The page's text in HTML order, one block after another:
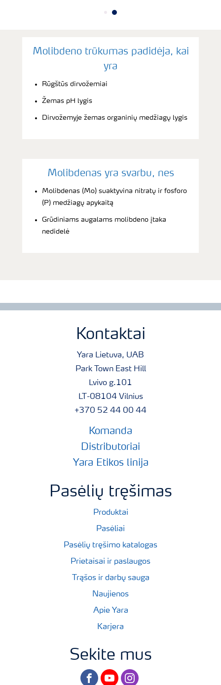
Molibdeno trūkumas padidėja, kai
yra
Rūgštūs dirvožemiai
Žemas pH lygis
Dirvožemyje žemas organinių medžiagų lygis
Molibdenas yra svarbu, nes
Molibdenas (Mo) suaktyvina nitratų ir fosforo
(P) medžiagų apykaitą
Grūdiniams augalams molibdeno įtaka
nedidelė
Kontaktai
Yara Lietuva, UAB
Park Town East Hill
Lvivo g.101
LT-08104 Vilnius
+370 52 44 00 44
Komanda
Distributoriai
Yara Etikos linija
Pasėlių tręšimas
Produktai
Pasėliai
Pasėlių tręšimo katalogas
Prietaisai ir paslaugos
Trąšos ir darbų sauga
Naujienos
Apie Yara
Karjera
Sekite mus
facebookyoutubeinstagram